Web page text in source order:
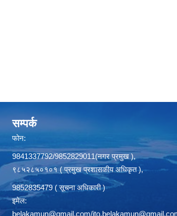
सम्पर्क
फोन:
9841337792/9852829011(नगर प्रमुख ),
९८५२८५०१०१ ( प्रमुख प्रशासकीय अधिकृत ),
9852835479 ( सूचना अधिकारी )
इमेल:
belakamun@gmail.com/